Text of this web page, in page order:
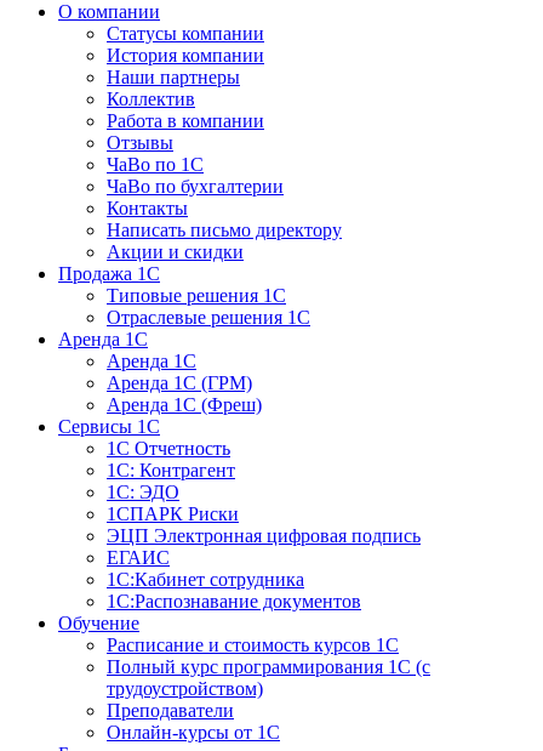
О компании
Cтатусы компании
История компании
Наши партнеры
Коллектив
Работа в компании
Отзывы
ЧаВо по 1С
ЧаВо по бухгалтерии
Контакты
Написать письмо директору
Акции и скидки
Продажа 1С
Типовые решения 1С
Отраслевые решения 1С
Аренда 1С
Аренда 1С
Аренда 1С (ГРМ)
Аренда 1С (Фреш)
Сервисы 1С
1С Отчетность
1С: Контрагент
1С: ЭДО
1СПАРК Риски
ЭЦП Электронная цифровая подпись
ЕГАИС
1С:Кабинет сотрудника
1С:Распознавание документов
Обучение
Расписание и стоимость курсов 1С
Полный курс программирования 1С (с
трудоустройством)
Преподаватели
Онлайн-курсы от 1С